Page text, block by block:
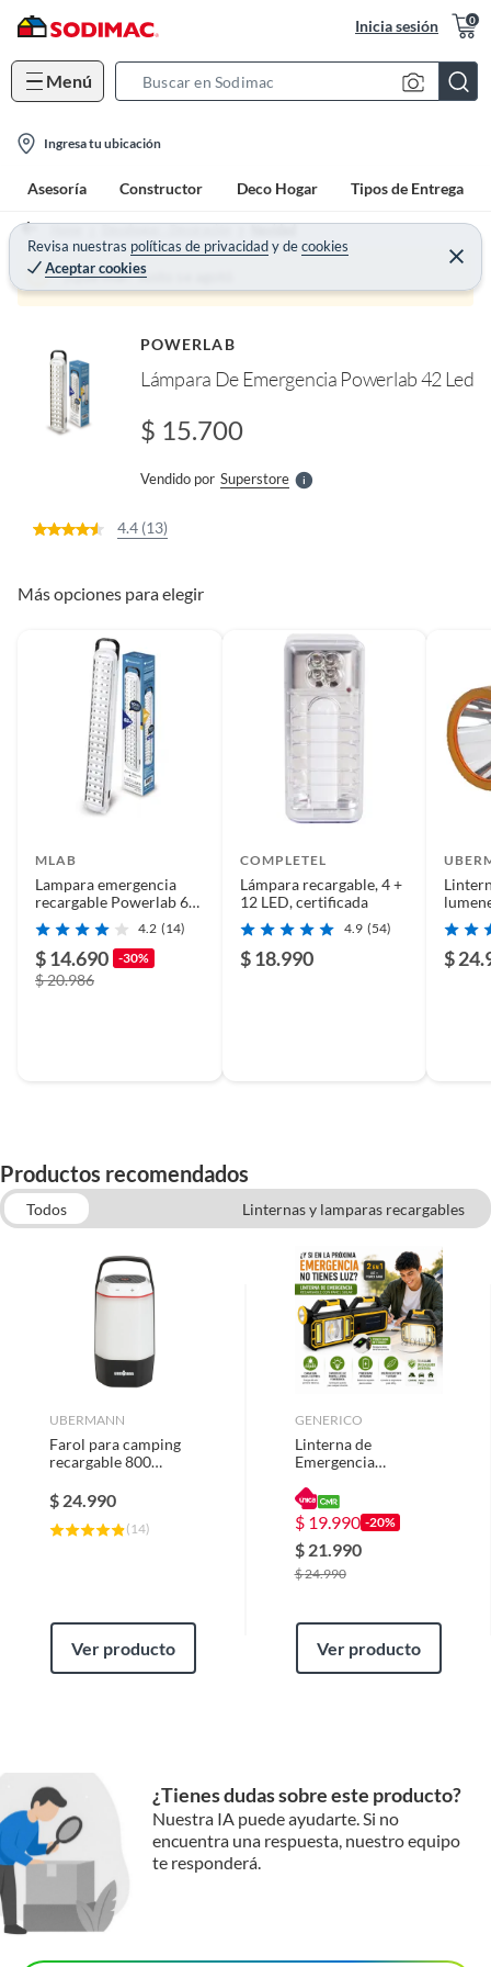
Inicia sesión 0
Menú
c
h
B
r
a
o
Ingresa tu ubicación
Asesoría Constructor Deco Hogar Tipos de Entrega
Revisa nuestras políticas de privacidadydecookies
Aceptar cookies
C
e
r
Home Decohogar - Decoración Navidad
¡Qué mal! Justo se agotó
POWERLAB
Lámpara De Emergencia Powerlab 42 Led
$ 15.700
Vendido por SuperstoreS
r
I
4.4 (13)
Más opciones para elegir
MLAB
Lampara emergencia
recargable Powerlab 63
led
4.2 (14)
$ 14.690 -30%
$ 20.986
COMPLETEL
Lámpara recargable, 4 +
12 LED, certificada
4.9 (54)
$ 18.990
USB
$
Productos recomendados
Todos
Linternas y lamparas recargables
Relojes despertadores
UBERMANN
Farol para camping
recargable 800
$ 24.990
( 14)
Ver producto
GENERICO
Linterna de
Emergencia
Solar- Carga Solar +
Power Bank + Luz
LED Potente
$ 19.990 -20%
$ 21.990
$24.990
Ver producto
¿Tienes dudas sobre este producto?
Nuestra IA puede ayudarte. Si no
encuentra una respuesta, nuestro equipo
te responderá.